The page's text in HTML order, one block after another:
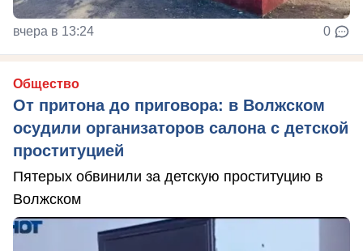
вчера в 13:24 0
Общество
От притона до приговора: в Волжском
осудили организаторов салона с детской
проституцией
Пятерых обвинили за детскую проституцию в
Волжском